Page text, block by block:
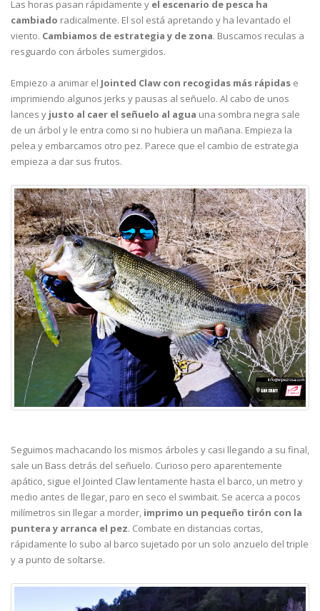
Las horas pasan rápidamente y el escenario de pesca ha
cambiado radicalmente. El sol está apretando y ha levantado el
viento. Cambiamos de estrategia y de zona. Buscamos reculas a
resguardo con árboles sumergidos.
Empiezo a animar el Jointed Claw con recogidas más rápidas e
imprimiendo algunos jerks y pausas al señuelo. Al cabo de unos
lances y justo al caer el señuelo al agua una sombra negra sale
de un árbol y le entra como si no hubiera un mañana. Empieza la
pelea y embarcamos otro pez. Parece que el cambio de estrategia
empieza a dar sus frutos.
Seguimos machacando los mismos árboles y casi llegando a su final,
sale un Bass detrás del señuelo. Curioso pero aparentemente
apático, sigue el Jointed Claw lentamente hasta el barco, un metro y
medio antes de llegar, paro en seco el swimbait. Se acerca a pocos
milímetros sin llegar a morder, imprimo un pequeño tirón con la
puntera y arranca el pez. Combate en distancias cortas,
rápidamente lo subo al barco sujetado por un solo anzuelo del triple
y a punto de soltarse.